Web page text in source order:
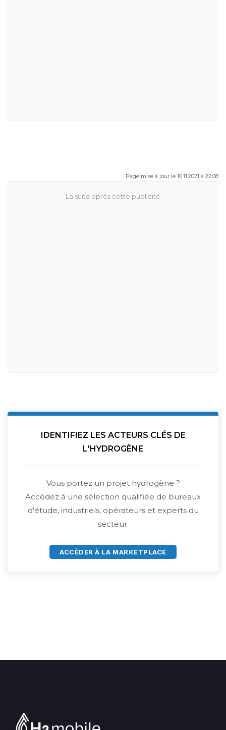
Page mise à jour le 10.11.2021 à 22:08
IDENTIFIEZ LES ACTEURS CLÉS DE
L'HYDROGÈNE
Vous portez un projet hydrogène ?
Accédez à une sélection qualifiée de bureaux
d'étude, industriels, opérateurs et experts du
secteur.
ACCÈDER À LA MARKETPLACE